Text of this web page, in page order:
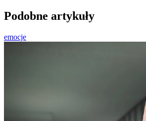
Podobne artykuły
emocje